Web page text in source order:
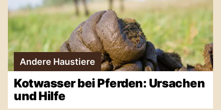
Andere Haustiere
Kotwasser bei Pferden: Ursachen
und Hilfe